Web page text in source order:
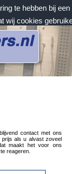
te hebben bij
wij cookies
contact met ons
prijs als u alvast zoveel
maakt het voor ons
reageren.